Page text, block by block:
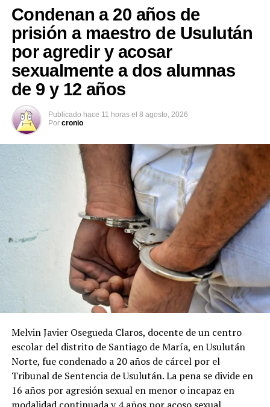
Capturan a hombre por
poseer material
pornográfico infantil en
Santa Tecla
14 noviembre, 2023
En «Nacionales»
RELATED TOPICS:
UP NEXT
Conoce las medidas impuestas al edil Nayib Bukele por
caso de violencia en perjuicio de síndica Xochitl
Marchelli
Detención provisional a policía que disparó a un hombre
porque no le encendía el carro en Morazán
Condenan a 20 años de
prisión a maestro de Usulután
por agredir y acosar
sexualmente a dos alumnas
de 9 y 12 años
Publicado hace 11 horas el 8 agosto, 2026
Por cronio
Melvin Javier Osegueda Claros, docente de un centro
escolar del distrito de Santiago de María, en Usulután
Norte, fue condenado a 20 años de cárcel por el
Tribunal de Sentencia de Usulután. La pena se divide en
16 años por agresión sexual en menor o incapaz en